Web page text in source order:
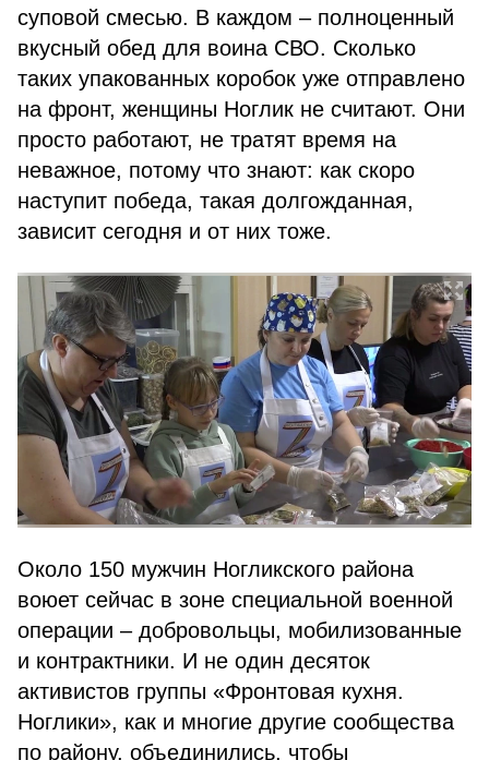
суповой смесью. В каждом – полноценный
вкусный обед для воина СВО. Сколько
таких упакованных коробок уже отправлено
на фронт, женщины Ноглик не считают. Они
просто работают, не тратят время на
неважное, потому что знают: как скоро
наступит победа, такая долгожданная,
зависит сегодня и от них тоже.
Около 150 мужчин Ногликского района
воюет сейчас в зоне специальной военной
операции – добровольцы, мобилизованные
и контрактники. И не один десяток
активистов группы «Фронтовая кухня.
Ноглики», как и многие другие сообщества
по району, объединились, чтобы